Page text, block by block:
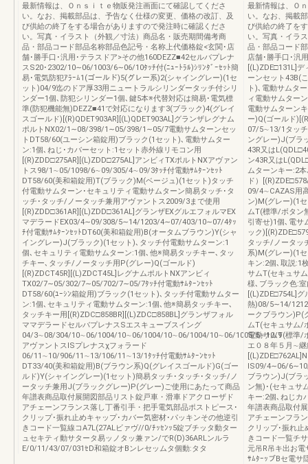
最新情報は、Ｏｎｓｉｔｅ物販発注画面にて確認してくださ
い。なお、掲載部品は、予告なく仕様の変更、価格の改訂、及
び供給の終了をする場合がありますので発注時に確認くださ
い。写真・イラスト（外観／寸法）商品名・販売期間備考商
品・部品コード部品名称部品色記号・名称上代価格錠<玄関･店
舗･勝手口･汎用･テラスドア>その他160DEZZ■42セルバプレナ
スS20･2302/10∼06/1003/6∼06/10ﾀｯﾁ付(ﾆｭｰﾄﾗﾙ)ｼﾘﾝﾀﾞｰｾｯﾄ簡
易･電気防犯ｱﾗｰﾑ1(ゴールド)5(グレー系)2(シャイングレー)(1セ
ット)04/9迄のドア厚33用ニュートラルシリンダータッチ付シリ
ンダー1個､防犯シリンダー1個､鍵5本※代替対応は簡易･電気標
準(防犯機能無)DEZZ■41で対応になります3(ブラック)4(グレイ
スゴールド)[(R)QDET903AR][(L)QDET903AL]グランザレグナム
ポルトNX02/1∼08/398/1∼05/398/1∼05/7電動サムターンセッ
トDT58/60(ユーシン箱錠用)ブラック(1セット)､電動サムター
ン:1個､ねじ･カバーセット:1セット赤外線リモコン用
[(R)ZDD□275AR][(L)ZDD□275AL]アンビィTXポルトNXアヴァン
トス98/1∼05/1098/6∼09/305/4∼09/3ﾀｯﾁ付電動ｻﾑﾀｰﾝｾｯﾄ
DT58/60(美和箱錠用)T(ブラック)M(ベージュ)(1セット)タッチ
付電動サムターン･セキュリティ電動サムターン簡易タッチ･タ
ッチ･タッチ/ノータッチ兼用アヴァントス2009/3まで使用
[(R)ZDD□361AR][(L)ZDD□361AL]グランザEXグルエフォルマEX
マデラードEX03/4∼09/308/5∼14/1203/4∼07/403/10∼07/4ﾀｯ
ﾁ付電動ｻﾑﾀｰﾝｾｯﾄDT60(美和箱錠用)B(オータムブラウン)Y(シャ
イングレー)J(ブラック)(1セット)､タッチ付電動サムターン:1
個､セキュリティ電動サムターン:1個､他※簡易タッチキー､タッ
チキー､タッチ/ノータッチ用P(グレー)Q(ゴールド)
[(R)ZDCT45R][(L)ZDCT45L]レグナムポルトNXアンビィ
TX02/7∼05/302/7∼05/702/7∼05/7ﾀｯﾁ付電動ｻﾑﾀｰﾝｾｯﾄ
DT58/60(ﾕｰｼﾝ箱錠用)ブラック(1セット)､タッチ付電動サムター
ン:1個､セキュリティ電動サムターン:1個､他※簡易タッチキー､
タッチキー用[(R)ZDC□858BR][(L)ZDC□858BL]グランザフォル
ママデラードセルバプレナスSエスキューブスイング
04/3∼08/304/10∼06/1004/10∼06/1004/10∼06/1004/10∼06/1005/5∼10/9
アヴァントスISプレナスχフォラード
06/11∼10/906/11∼13/106/11∼13/1ﾀｯﾁ付電動ｻﾑﾀｰﾝｾｯﾄ
DT33/40(美和箱錠用)B(ブラウン系)Q(グレイスゴールド)G(ゴー
ルド)Y(シャイングレー)(1セット)簡易タッチ･タッチ･タッチ/ノ
ータッチ兼用J(ブラックグレー)P(グレー)ご使用にあたって商品
年譜表商品取付展開図部品リスト錠戸車・滑車ドアクローザド
アチェーンフランス落し丁番引手・把手電気部品ポストピース･
クリップ･振れ止めキャップ･カバー気密材･パッキンその他逆引
きコード一覧線コA7L(27ALビァヴ//0/ﾁｯｾﾝｯ5錠ブチッタ動ター
ュセキティ動サタータ易ッノタッ兼ァン/でR(D)36ARLンルラ
E/0/11/43/07/031ｾD和箱錠オBンレセッムタ個動:タタ
最新情報は、Ｏ
い。なお、掲載
び供給の終了を
い。写真・イラ
品・部品コード
店舗･勝手口･汎
[(L)ZDE□131L]
ーンセット43B(
ト)､電動サムタ
ィ電動サムター
電動サムターン
ー)Q(ゴールド
07/5∼13/1タッチ
ングレー)J(ブラ
43R又は
ン43R又は
ムターンキー:2
ド）
09/4∼CAZAS用
ン)M(グレー)(1
ムT(標準/ボタン
引寄せ)1個､電サ
ック
タッチ/ノータッ
系)M(グレー)(1
キン:2個､取説:1
サムT(セキュサ
様､ブラック色:
[(L)ZDE□754L]グ
熱)08/5∼14/
ークブラウン)P(
ムT(セキュサム/
電動サムT(標準/
エ０８年５月∼継
IS09/4∼06/
ブラウン)J(ブラ
ン無)･(セキュサ
キー:2個､ねじカ
年譜表商品取付
アチェーンフラ
クリップ･振れ止
きコード一覧チ
元吊R吊キ出お
ｻﾑﾀｰｯブBセ電サ